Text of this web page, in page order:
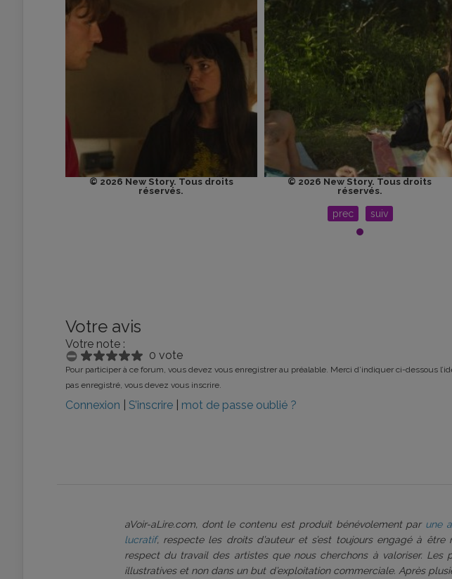
© 2026 New Story. Tous droits
réservés.
© 2026 New Story. Tous droits
réservés.
prec suiv
Votre avis
Votre note :
0 vote
Pour participer à ce forum, vous devez vous enregistrer au préalable. Merci d’indiquer ci-dessous
pas enregistré, vous devez vous inscrire.
Connexion S’inscrire mot de passe oublié ?
aVoir-aLire.com, dont le contenu est produit bénévolement par une
lucratif, respecte les droits d’auteur et s’est toujours engagé à
respect du travail des artistes que nous cherchons à valoriser. Les
illustratives et non dans un but d’exploitation commerciale. Après